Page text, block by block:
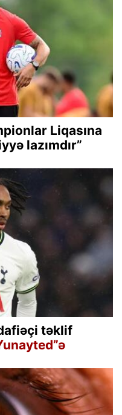
Liqasına
lazımdır”
təklif